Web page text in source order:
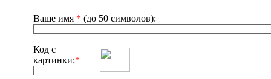
Ваше имя * (до 50 символов):
Код с
картинки:*